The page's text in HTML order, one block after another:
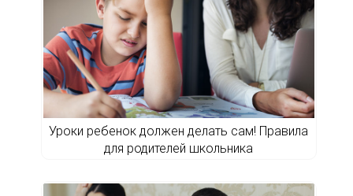
Уроки ребенок должен делать сам! Правила
для родителей школьника